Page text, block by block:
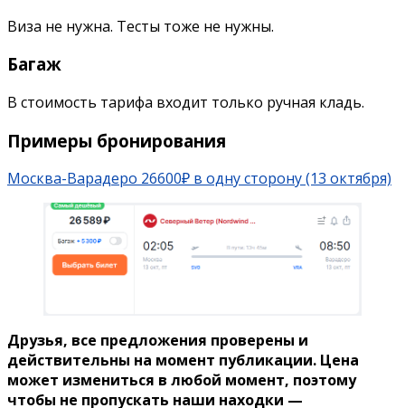
Виза не нужна. Тесты тоже не нужны.
Багаж
В стоимость тарифа входит только ручная кладь.
Примеры бронирования
Москва-Варадеро 26600₽ в одну сторону (13 октября)
Друзья, все предложения проверены и
действительны на момент публикации. Цена
может измениться в любой момент, поэтому
чтобы не пропускать наши находки —